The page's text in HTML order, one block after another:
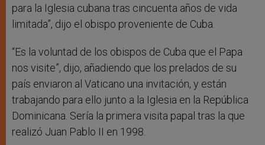
para la Iglesia cubana tras cincuenta años de vida
limitada”, dijo el obispo proveniente de Cuba.
“Es la voluntad de los obispos de Cuba que el Papa
nos visite”, dijo, añadiendo que los prelados de su
país enviaron al Vaticano una invitación, y están
trabajando para ello junto a la Iglesia en la República
Dominicana. Sería la primera visita papal tras la que
realizó Juan Pablo II en 1998.